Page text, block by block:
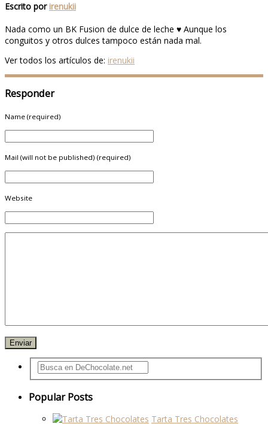
Escrito por irenukii
Nada como un BK Fusion de dulce de leche ♥ Aunque los
conguitos y otros dulces tampoco están nada mal.
Ver todos los artículos de: irenukii
Responder
Name (required)
Mail (will not be published) (required)
Website
Popular Posts
Tarta Tres Chocolates